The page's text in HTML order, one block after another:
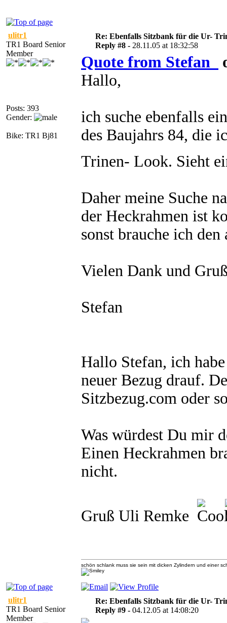
ulitr1
TR1 Board Senior
Member
Posts: 393
Gender:
Bike: TR1 Bj81
Re: Ebenfalls Sitzbank für die Ur-
Reply #8 - 28.11.05 at 18:32:58
Quote from Stefan
Hallo,
ich suche ebenfalls
des Baujahrs 84, die
Trinen- Look. Sieht
Daher meine Suche
der Heckrahmen ist
sonst brauche ich den
Vielen Dank und
Stefan
Hallo Stefan, ich
neuer Bezug drauf.
Sitzbezug.com oder
Was würdest Du mir
Einen Heckrahmen
nicht.
Gruß Uli Remke
schön schlank muss sie sein mit dicken Zylindern und einer
ulitr1
TR1 Board Senior
Member
Re: Ebenfalls Sitzbank für die Ur-
Reply #9 - 04.12.05 at 14:08:20